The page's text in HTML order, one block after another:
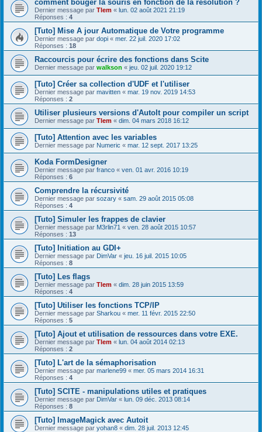
comment bouger la souris en fonction de la résolution ?
Dernier message par Tlem « lun. 02 août 2021 21:19
Réponses : 4
[Tuto] Mise A jour Automatique de Votre programme
Dernier message par dopi « mer. 22 juil. 2020 17:02
Réponses : 18
Raccourcis pour écrire des fonctions dans Scite
Dernier message par walkson « jeu. 02 juil. 2020 19:12
[Tuto] Créer sa collection d'UDF et l'utiliser
Dernier message par mavitten « mar. 19 nov. 2019 14:53
Réponses : 2
Utiliser plusieurs versions d'AutoIt pour compiler un script
Dernier message par Tlem « dim. 04 mars 2018 16:12
[Tuto] Attention avec les variables
Dernier message par Numeric « mar. 12 sept. 2017 13:25
Koda FormDesigner
Dernier message par franco « ven. 01 avr. 2016 10:19
Réponses : 6
Comprendre la récursivité
Dernier message par sozary « sam. 29 août 2015 05:08
Réponses : 4
[Tuto] Simuler les frappes de clavier
Dernier message par M3rlin71 « ven. 28 août 2015 10:57
Réponses : 13
[Tuto] Initiation au GDI+
Dernier message par DimVar « jeu. 16 juil. 2015 10:05
Réponses : 8
[Tuto] Les flags
Dernier message par Tlem « dim. 28 juin 2015 13:59
Réponses : 4
[Tuto] Utiliser les fonctions TCP/IP
Dernier message par Sharkou « mer. 11 févr. 2015 22:50
Réponses : 5
[Tuto] Ajout et utilisation de ressources dans votre EXE.
Dernier message par Tlem « lun. 04 août 2014 02:13
Réponses : 2
[Tuto] L'art de la sémaphorisation
Dernier message par marlene99 « mer. 05 mars 2014 16:31
Réponses : 4
[Tuto] SCITE - manipulations utiles et pratiques
Dernier message par DimVar « lun. 09 déc. 2013 08:14
Réponses : 8
[Tuto] ImageMagick avec Autoit
Dernier message par yohan8 « dim. 28 juil. 2013 12:45